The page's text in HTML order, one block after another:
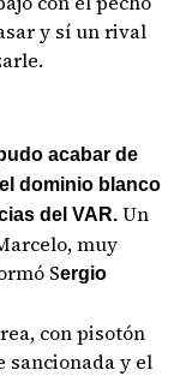
y sí un rival
acabar de
dominio blanco
del VAR.Un
muy
Sergio
con pisotón
sancionada y el